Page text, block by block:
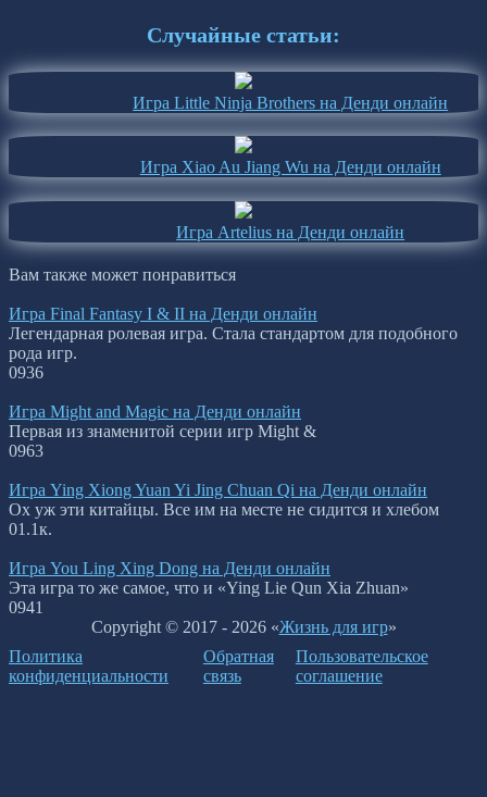
Случайные статьи:
Игра Little Ninja Brothers на Денди онлайн
Игра Xiao Au Jiang Wu на Денди онлайн
Игра Artelius на Денди онлайн
Вам также может понравиться
Игра Final Fantasy I & II на Денди онлайн
Легендарная ролевая игра. Стала стандартом для подобного
рода игр.
0936
Игра Might and Magic на Денди онлайн
Первая из знаменитой серии игр Might &
0963
Игра Ying Xiong Yuan Yi Jing Chuan Qi на Денди онлайн
Ох уж эти китайцы. Все им на месте не сидится и хлебом
01.1к.
Игра You Ling Xing Dong на Денди онлайн
Эта игра то же самое, что и «Ying Lie Qun Xia Zhuan»
0941
Copyright © 2017 - 2026 «Жизнь для игр»
Политика
конфиденциальности
Обратная
связь
Пользовательское
соглашение